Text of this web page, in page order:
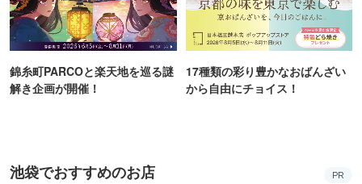
錦糸町PARCOと楽天地を巡る謎
解き企画が開催！
17種類の彩り豊かなおばんざい
から自由にチョイス！
池袋でおすすめのお店 PR